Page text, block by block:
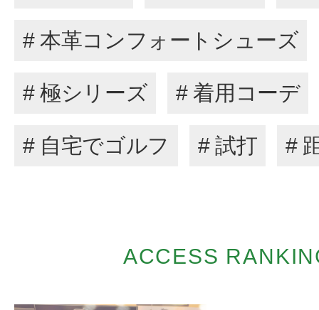
# 本革コンフォートシューズ
# 極シリーズ # 着用コーデ
# 自宅でゴルフ # 試打 #
ACCESS